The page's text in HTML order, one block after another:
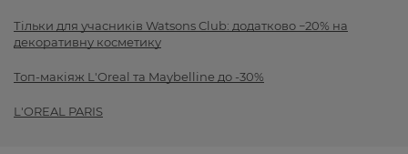
Тільки для учасників Watsons Club: додатково −20% на
декоративну косметику
Топ-макіяж L'Oreal та Maybelline до -30%
L'OREAL PARIS